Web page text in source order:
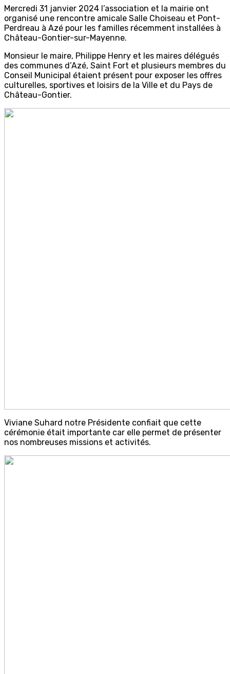
Mercredi 31 janvier 2024 l’association et la mairie ont
organisé une rencontre amicale Salle Choiseau et Pont-
Perdreau à Azé pour les familles récemment installées à
Château-Gontier-sur-Mayenne.
Monsieur le maire, Philippe Henry et les maires délégués
des communes d’Azé, Saint Fort et plusieurs membres du
Conseil Municipal étaient présent pour exposer les offres
culturelles, sportives et loisirs de la Ville et du Pays de
Château-Gontier.
Viviane Suhard notre Présidente confiait que cette
cérémonie était importante car elle permet de présenter
nos nombreuses missions et activités.